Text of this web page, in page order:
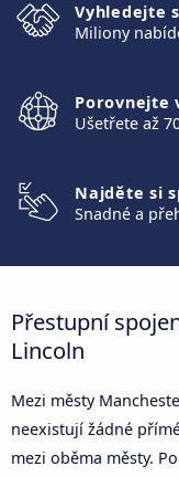
Vyhledejte
Miliony
Porovnejte
Ušetřete až
Najděte si
Snadné a
Přestupní
Lincoln
Mezi městy
neexistují žádné
mezi oběma městy.